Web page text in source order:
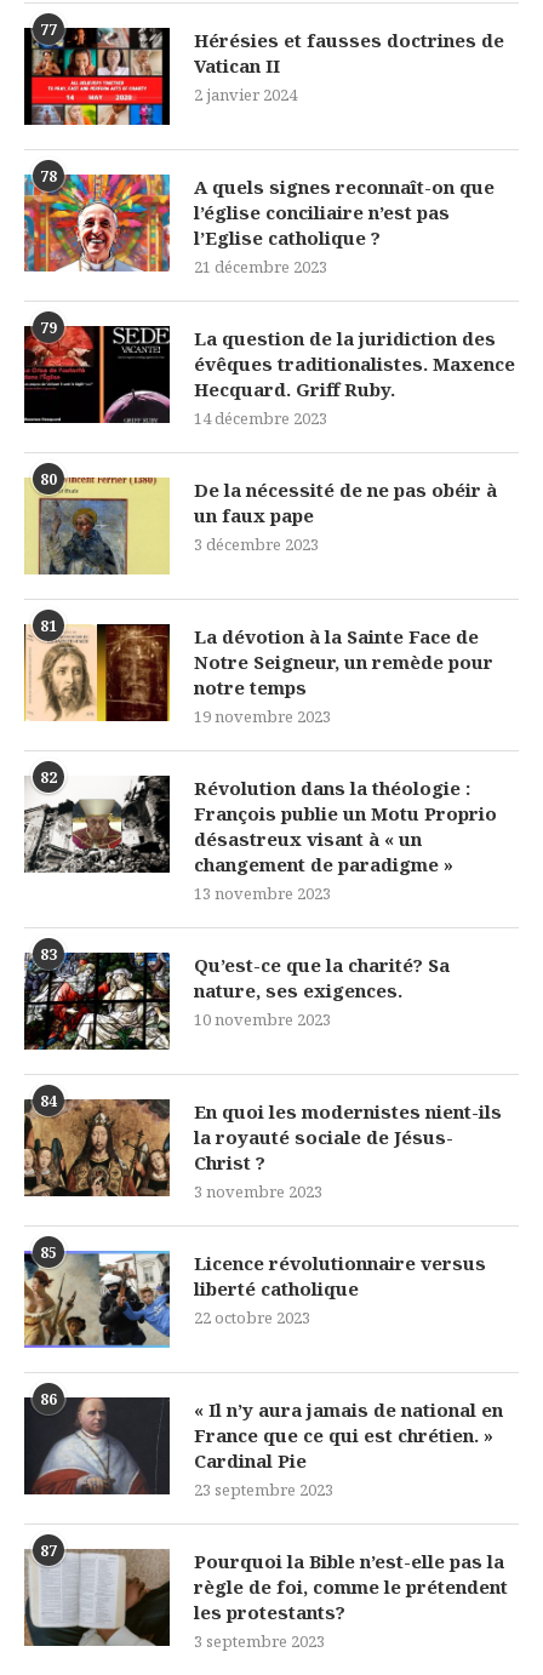
77
Hérésies et fausses doctrines de
Vatican II
2 janvier 2024
78
A quels signes reconnaît-on que
l’église conciliaire n’est pas
l’Eglise catholique ?
21 décembre 2023
79
La question de la juridiction des
évêques traditionalistes. Maxence
Hecquard. Griff Ruby.
14 décembre 2023
80
De la nécessité de ne pas obéir à
un faux pape
3 décembre 2023
81
La dévotion à la Sainte Face de
Notre Seigneur, un remède pour
notre temps
19 novembre 2023
82
Révolution dans la théologie :
François publie un Motu Proprio
désastreux visant à « un
changement de paradigme »
13 novembre 2023
83
Qu’est-ce que la charité? Sa
nature, ses exigences.
10 novembre 2023
84
En quoi les modernistes nient-ils
la royauté sociale de Jésus-
Christ ?
3 novembre 2023
85
Licence révolutionnaire versus
liberté catholique
22 octobre 2023
86
« Il n’y aura jamais de national en
France que ce qui est chrétien. »
Cardinal Pie
23 septembre 2023
87
Pourquoi la Bible n’est-elle pas la
règle de foi, comme le prétendent
les protestants?
3 septembre 2023